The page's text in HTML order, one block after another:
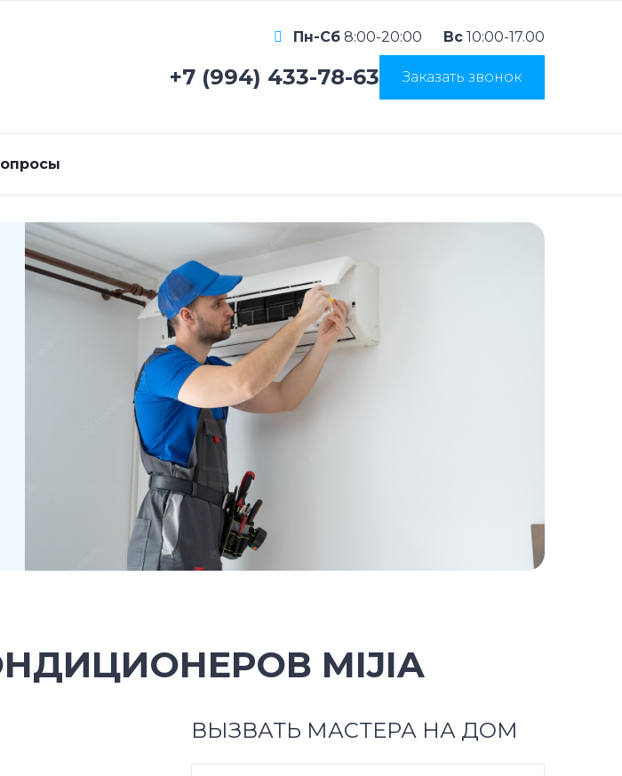
Пн-Сб 8:00-20:00 Вс 10:00-17.00
+7 (994) 433-78-63 Заказать звонок
MIJIA
ВЫЗВАТЬ МАСТЕРА НА ДОМ